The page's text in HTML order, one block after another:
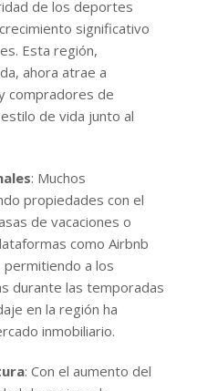
de los deportes
significativo
Esta región,
ahora atrae a
compradores de
de vida junto al
: Muchos
propiedades con el
de vacaciones o
como Airbnb
permitiendo a los
durante las temporadas
en la región ha
inmobiliario.
: Con el aumento del